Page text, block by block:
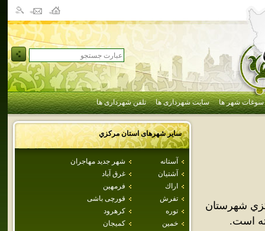
سوغات شهر ها سایت شهرداری ها تلفن شهرداری ها
سایر شهرهای استانمركزي
آستانه
شهر جديد مهاجران
آشتيان
غرق آباد
اراك
فرمهين
تفرش
قورچی باشی
توره
كرهرود
خمين
كميجان
شهرستان
است.